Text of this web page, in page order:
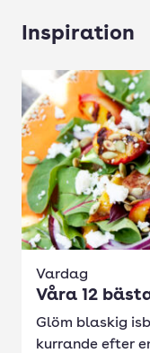
Inspiration
Vardag
Våra 12
Glöm blaskig
kurrande efter